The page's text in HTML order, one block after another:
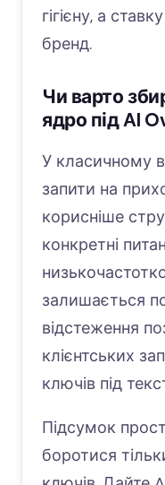
гігієну, а
бренд.
Чи варто
ядро під AI
У класичному
запити на
корисніше
конкретні
залишається
відстеження
клієнтських
ключів під
Підсумок
боротися